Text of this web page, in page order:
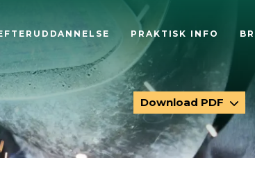
PRAKTISK INFO
Download PDF